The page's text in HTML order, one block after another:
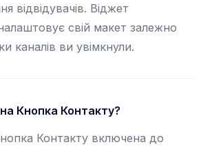
відвідувачів. Віджет
свій макет залежно
каналів ви увімкнули.
Кнопка Контакту?
Контакту включена до